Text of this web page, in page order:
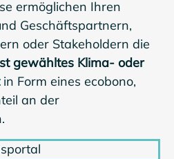
ermöglichen Ihren
Geschäftspartnern,
oder Stakeholdern die
gewähltes Klima- oder
in Form eines ecobono,
an der